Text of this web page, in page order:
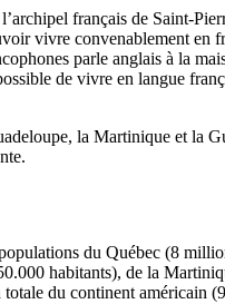
français de Saint-
vivre convenablement en
parle anglais à la
de vivre en langue
la Martinique et la
du Québec (8
habitants), de la
du continent américain